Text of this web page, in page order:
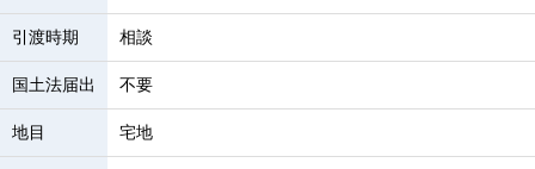
引渡時期 相談
国土法届出 不要
地目 宅地